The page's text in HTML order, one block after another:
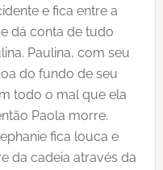
e fica entre a
dá conta de tudo
Paulina, com seu
do fundo de seu
todo o mal que ela
Paola morre.
fica louca e
da cadeia através da